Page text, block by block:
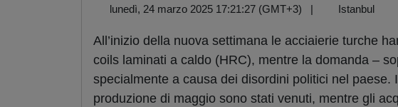
lunedì, 24 marzo 2025 17:21:27 (GMT+3) | Istanbul
All’inizio della nuova settimana le acciaierie turche
coils laminati a caldo (HRC), mentre la domanda –
specialmente a causa dei disordini politici nel
produzione di maggio sono stati venuti, mentre gli